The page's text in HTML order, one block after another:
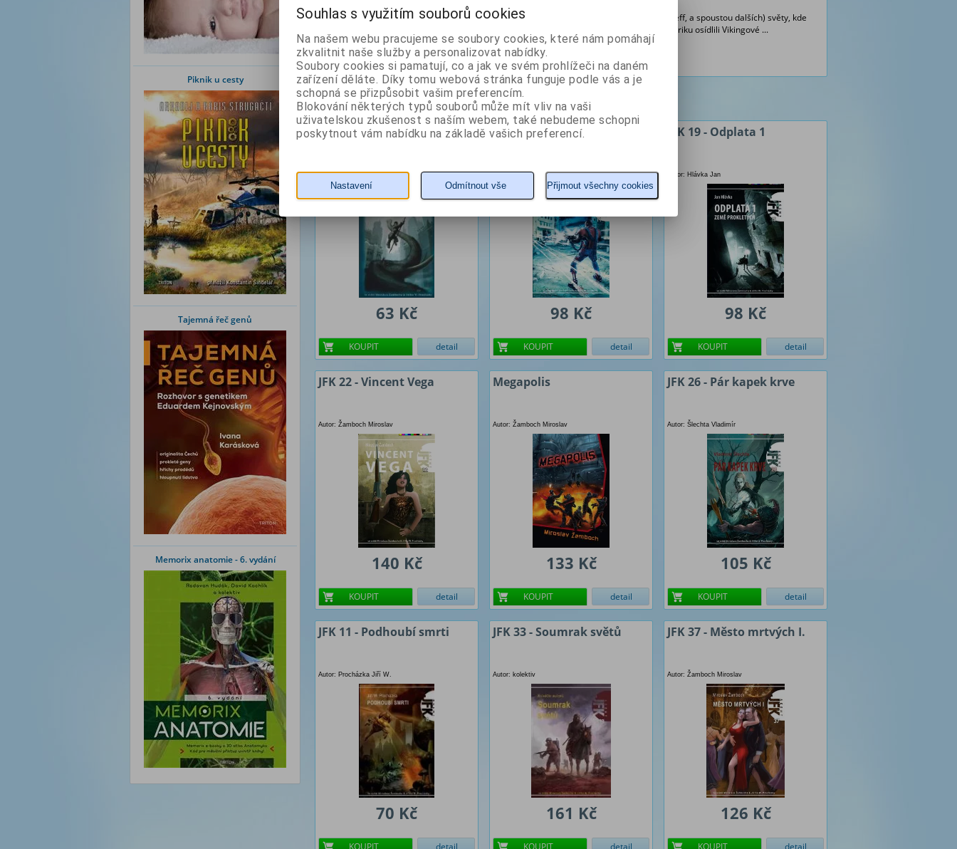
Piknik u cesty
Tajemná řeč genů
Memorix anatomie - 6. vydání
Navštivte s nejlepšími českými spisovateli (Miroslav Žamboch, Jiří W. Procházka, Ondřej Neff, a spoustou dalších) světy, kde
češi bojovali s Hitlerem, kde Rudolf II. čelil invazi terakotové armády čínských císařů a Ameriku osídlili Vikingové ...
Z naší nabídky vám doporučujeme
JFK 05 - Chladná hra
Autor: Němec Tomáš
63 Kč
KOUPIT detail
JFK 14 - Prokletí legendy
Autor: Žamboch Miroslav
98 Kč
KOUPIT detail
JFK 19 - Odplata 1
Autor: Hlávka Jan
98 Kč
KOUPIT detail
JFK 22 - Vincent Vega
Autor: Žamboch Miroslav
140 Kč
KOUPIT detail
Megapolis
Autor: Žamboch Miroslav
133 Kč
KOUPIT detail
JFK 26 - Pár kapek krve
Autor: Šlechta Vladimír
105 Kč
KOUPIT detail
JFK 11 - Podhoubí smrti
Autor: Procházka Jiří W.
70 Kč
KOUPIT detail
JFK 33 - Soumrak světů
Autor: kolektiv
161 Kč
KOUPIT detail
JFK 37 - Město mrtvých I.
Autor: Žamboch Miroslav
126 Kč
KOUPIT detail
Souhlas s využitím souborů cookies
Na našem webu pracujeme se soubory cookies, které nám pomáhají
zkvalitnit naše služby a personalizovat nabídky.
Soubory cookies si pamatují, co a jak ve svém prohlížeči na daném
zařízení děláte. Díky tomu webová stránka funguje podle vás a je
schopná se přizpůsobit vašim preferencím.
Blokování některých typů souborů může mít vliv na vaši
uživatelskou zkušenost s naším webem, také nebudeme schopni
poskytnout vám nabídku na základě vašich preferencí.
Nastavení Odmítnout vše Přijmout všechny cookies